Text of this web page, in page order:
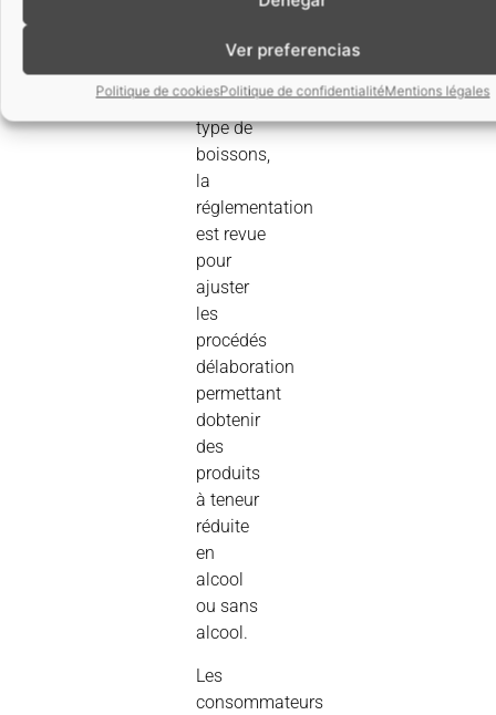
Ver preferencias
Politique de cookiesPolitique de confidentialitéMentions légales
production
de ce
type de
boissons,
la
réglementation
est revue
pour
ajuster
les
procédés
délaboration
permettant
dobtenir
des
produits
à teneur
réduite
en
alcool
ou sans
alcool.
Les
consommateurs